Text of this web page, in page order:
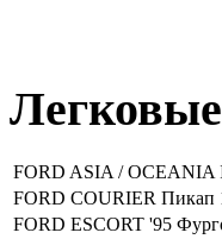
FORD ASIA / OCEANIA
FORD COURIER Пикап
FORD ESCORT '95